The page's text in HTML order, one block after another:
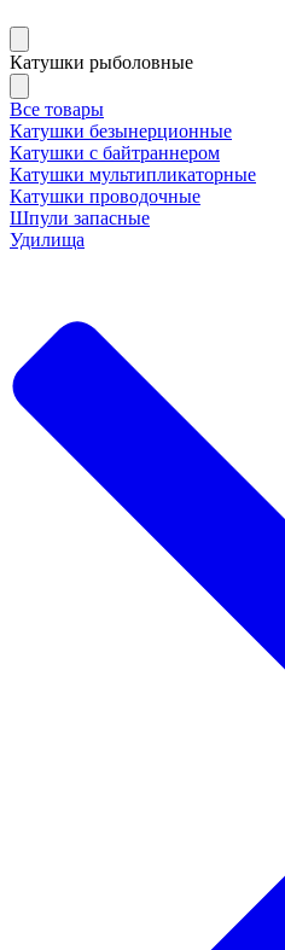
Катушки рыболовные
Все товары
Катушки безынерционные
Катушки с байтраннером
Катушки мультипликаторные
Катушки проводочные
Шпули запасные
Удилища